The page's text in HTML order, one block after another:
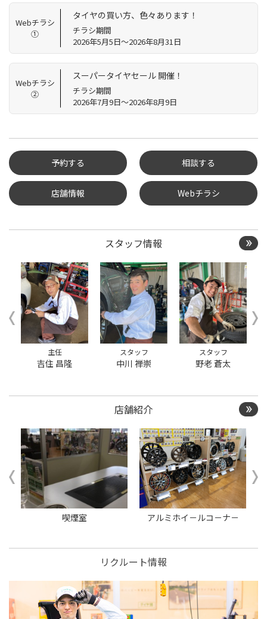
Webチラシ
①
タイヤの買い方、色々あります！
チラシ期間
2026年5月5日～2026年8月31日
Webチラシ
②
スーパータイヤセール 開催！
チラシ期間
2026年7月9日～2026年8月9日
予約する
タイヤ点検・安全点検/タ
約
クローク契約会員専用タ
イヤ履き替え※タイヤ履
き替えを希望のクローク
契約会員の方はこちらを
選択ください
本日のタイヤ履き替え順
番待ち予約 ※クローク契
約会員の方はご利用いた
だけません
相談する
店舗情報 Webチラシ
スタッフ情報
主任
吉住 昌隆
スタッフ
中川 禅崇
スタッフ
野老 蒼太
店舗紹介
喫煙室 アルミホイ－ルコ－ナ－
リクルート情報